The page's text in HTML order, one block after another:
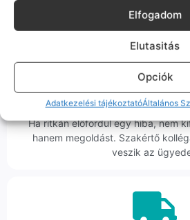
Elfogadom
Elutasitás
Opciók
Adatkezelési tájékoztatóÁltalános
Korrekt
Hibázni emberi dolog, de a
Ha ritkán előfordul egy hiba, nem
hanem megoldást. Szakértő
veszik az